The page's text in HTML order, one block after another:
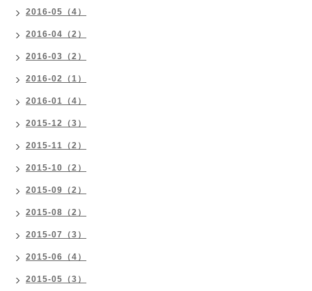
2016-05（4）
2016-04（2）
2016-03（2）
2016-02（1）
2016-01（4）
2015-12（3）
2015-11（2）
2015-10（2）
2015-09（2）
2015-08（2）
2015-07（3）
2015-06（4）
2015-05（3）